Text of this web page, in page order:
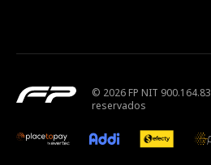
© 2026 FP NIT
reservados